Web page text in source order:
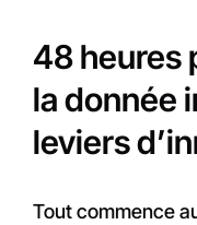
48 heures
la donnée
leviers
Tout commence